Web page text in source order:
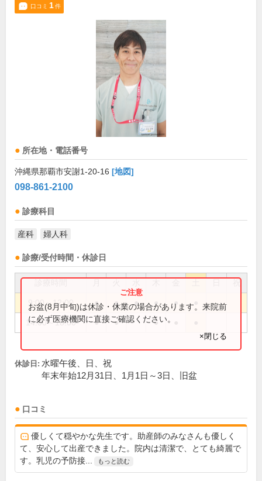
口コミ 1件
所在地・電話番号
沖縄県那覇市安謝1-20-16 [地図]
098-861-2100
診療科目
産科 婦人科
診療/受付時間・休診日
祝
9:00～12:00 ● ● ● ● ●
14:00～18:00 ● ● ●
お盆(8月中旬)は休診・休業の場合があります。来院前
に必ず医療機関に直接ご確認ください。
×閉じる
休診日: 水曜午後、日、祝
年末年始12月31日、1月1日～3日、旧盆
口コミ
優しくて穏やかな先生です。助産師のみなさんも優しく
て、安心して出産できました。院内は清潔で、とても綺麗で
す。乳児の予防接...
もっと読む